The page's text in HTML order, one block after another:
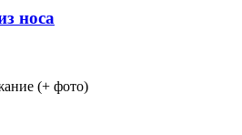
носа
(+ фото)